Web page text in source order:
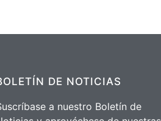
DE NOTICIAS
a nuestro Boletín de